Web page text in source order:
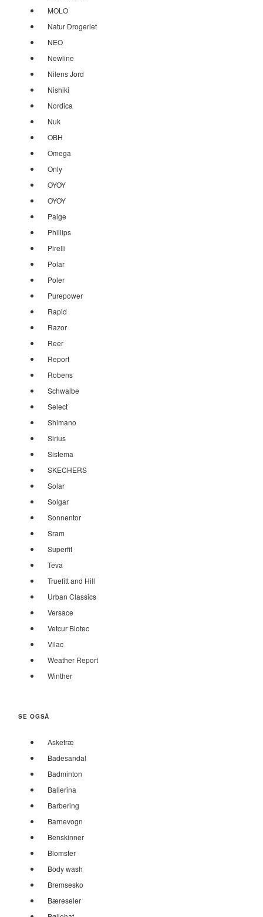
MOLO
Natur Drogeriet
NEO
Newline
Nilens Jord
Nishiki
Nordica
Nuk
OBH
Omega
Only
OYOY
OYOY
Paige
Phillips
Pirelli
Polar
Poler
Purepower
Rapid
Razor
Reer
Report
Robens
Schwalbe
Select
Shimano
Sirius
Sistema
SKECHERS
Solar
Solgar
Sonnentor
Sram
Superfit
Teva
Truefitt and Hill
Urban Classics
Versace
Vetcur Biotec
Vilac
Weather Report
Winther
SE OGSÅ
Asketræ
Badesandal
Badminton
Ballerina
Barbering
Barnevogn
Benskinner
Blomster
Body wash
Bremsesko
Bæreseler